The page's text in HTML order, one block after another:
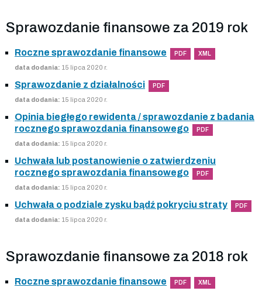
Sprawozdanie finansowe za 2019 rok
Roczne sprawozdanie finansowe PDF XML
data dodania: 15 lipca 2020 r.
Sprawozdanie z działalności PDF
data dodania: 15 lipca 2020 r.
Opinia biegłego rewidenta / sprawozdanie z badania
rocznego sprawozdania finansowego
PDF
data dodania: 15 lipca 2020 r.
Uchwała lub postanowienie o zatwierdzeniu
rocznego sprawozdania finansowego
PDF
data dodania: 15 lipca 2020 r.
Uchwała o podziale zysku bądź pokryciu straty PDF
data dodania: 15 lipca 2020 r.
Sprawozdanie finansowe za 2018 rok
Roczne sprawozdanie finansowe PDF XML